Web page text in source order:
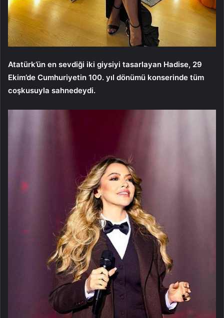
Atatürk’ün en sevdiği iki giysiyi tasarlayan Hadise, 29
Ekim’de Cumhuriyetin 100. yıl dönümü konserinde tüm
coşkusuyla sahnedeydi.